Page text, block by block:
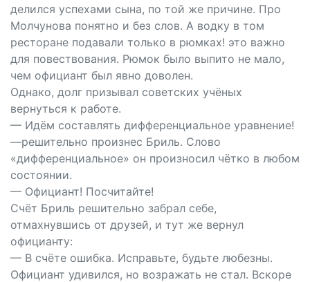
делился успехами сына, по той же причине. Про
Молчунова понятно и без слов. А водку в том
ресторане подавали только в рюмках! это важно
для повествования. Рюмок было выпито не мало,
чем официант был явно доволен.
Однако, долг призывал советских учёных
вернуться к работе.
— Идём составлять дифференциальное уравнение!
—решительно произнес Бриль. Слово
«дифференциальное» он произносил чётко в любом
состоянии.
— Официант! Посчитайте!
Счёт Бриль решительно забрал себе,
отмахнувшись от друзей, и тут же вернул
официанту:
— В счёте ошибка. Исправьте, будьте любезны.
Официант удивился, но возражать не стал. Вскоре